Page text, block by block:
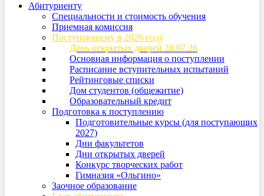
Абитуриенту
Специальности и стоимость обучения
Приемная комиссия
Поступающему в 2026 году
День открытых дверей 28.07.26
Основная информация о поступлении
Расписание вступительных испытаний
Рейтинговые списки
Дом студентов (общежитие)
Образовательный кредит
Подготовка к поступлению
Подготовительные курсы (для поступающих
2027)
Дни факультетов
Дни открытых дверей
Конкурс творческих работ
Гимназия «Ольгино»
Заочное образование